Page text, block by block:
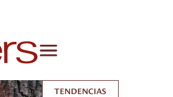
TENDENCIAS